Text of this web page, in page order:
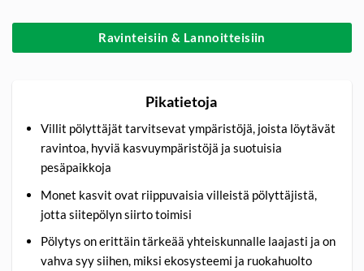
Ravinteisiin & Lannoitteisiin
Pikatietoja
Villit pölyttäjät tarvitsevat ympäristöjä, joista löytävät
ravintoa, hyviä kasvuympäristöjä ja suotuisia
pesäpaikkoja
Monet kasvit ovat riippuvaisia villeistä pölyttäjistä,
jotta siitepölyn siirto toimisi
Pölytys on erittäin tärkeää yhteiskunnalle laajasti ja on
vahva syy siihen, miksi ekosysteemi ja ruokahuolto